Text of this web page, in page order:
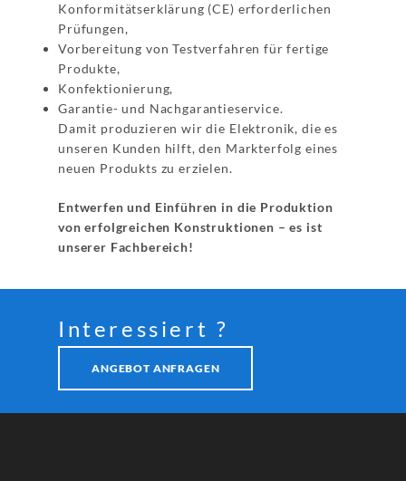
Konformitätserklärung (CE) erforderlichen
Prüfungen,
Vorbereitung von Testverfahren für fertige
Produkte,
Konfektionierung,
Garantie- und Nachgarantieservice.
Damit produzieren wir die Elektronik, die es
unseren Kunden hilft, den Markterfolg eines
neuen Produkts zu erzielen.
Entwerfen und Einführen in die Produktion
von erfolgreichen Konstruktionen – es ist
unserer Fachbereich!
Interessiert ?
ANGEBOT ANFRAGEN